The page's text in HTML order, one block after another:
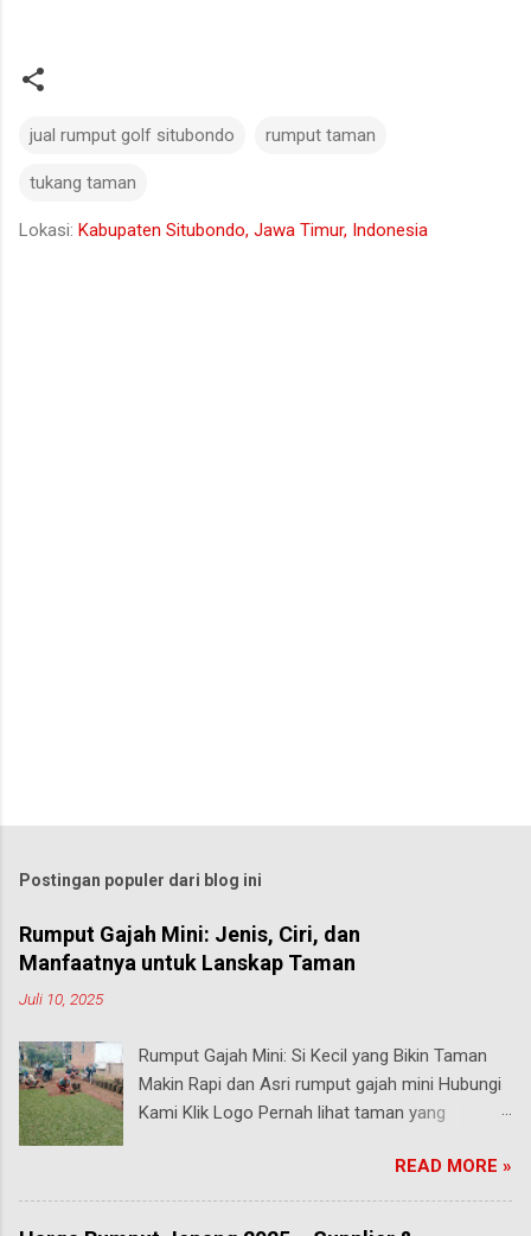
jual rumput golf situbondo rumput taman
tukang taman
Lokasi: Kabupaten Situbondo, Jawa Timur, Indonesia
Postingan populer dari blog ini
Rumput Gajah Mini: Jenis, Ciri, dan
Manfaatnya untuk Lanskap Taman
Juli 10, 2025
Rumput Gajah Mini: Si Kecil yang Bikin Taman
Makin Rapi dan Asri rumput gajah mini Hubungi
Kami Klik Logo Pernah lihat taman yang
segar walau sering diinjak? Bisa jadi itu adalah
rumput gajah mini , salah satu jenis rumput
paling populer di Indonesia, terutama buat
READ MORE »